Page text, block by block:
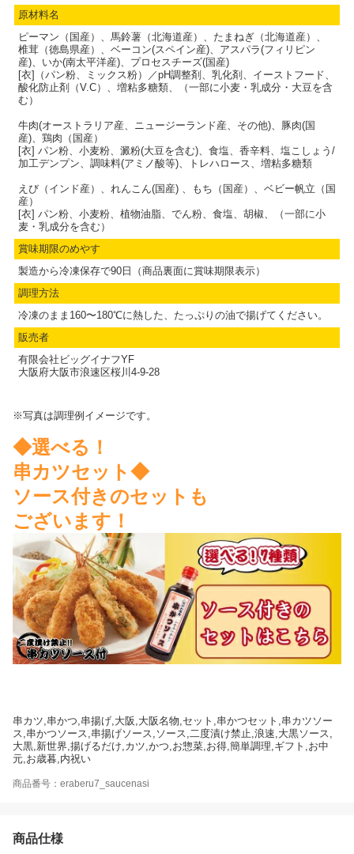
原材料名
ピーマン（国産）、馬鈴薯（北海道産）、たまねぎ（北海道産）、
椎茸（徳島県産）、ベーコン(スペイン産)、アスパラ(フィリピン
産)、いか(南太平洋産)、プロセスチーズ(国産)
[衣]（パン粉、ミックス粉）／pH調整剤、乳化剤、イーストフード、
酸化防止剤（V.C）、増粘多糖類、（一部に小麦・乳成分・大豆を含
む）
牛肉(オーストラリア産、ニュージーランド産、その他)、豚肉(国
産)、鶏肉（国産）
[衣] パン粉、小麦粉、澱粉(大豆を含む)、食塩、香辛料、塩こしょう/
加工デンプン、調味料(アミノ酸等)、トレハロース、増粘多糖類
えび（インド産）、れんこん(国産) 、もち（国産）、ベビー帆立（国
産）
[衣] パン粉、小麦粉、植物油脂、でん粉、食塩、胡椒、（一部に小
麦・乳成分を含む）
賞味期限のめやす
製造から冷凍保存で90日（商品裏面に賞味期限表示）
調理方法
冷凍のまま160〜180℃に熱した、たっぷりの油で揚げてください。
販売者
有限会社ビッグイナフYF
大阪府大阪市浪速区桜川4-9-28
※写真は調理例イメージです。
◆選べる！
串カツセット◆
ソース付きのセットも
ございます！
串カツ,串かつ,串揚げ,大阪,大阪名物,セット,串かつセット,串カツソー
ス,串かつソース,串揚げソース,ソース,二度漬け禁止,浪速,大黒ソース,
大黒,新世界,揚げるだけ,カツ,かつ,お惣菜,お得,簡単調理,ギフト,お中
元,お歳暮,内祝い
商品番号：eraberu7_saucenasi
商品仕様